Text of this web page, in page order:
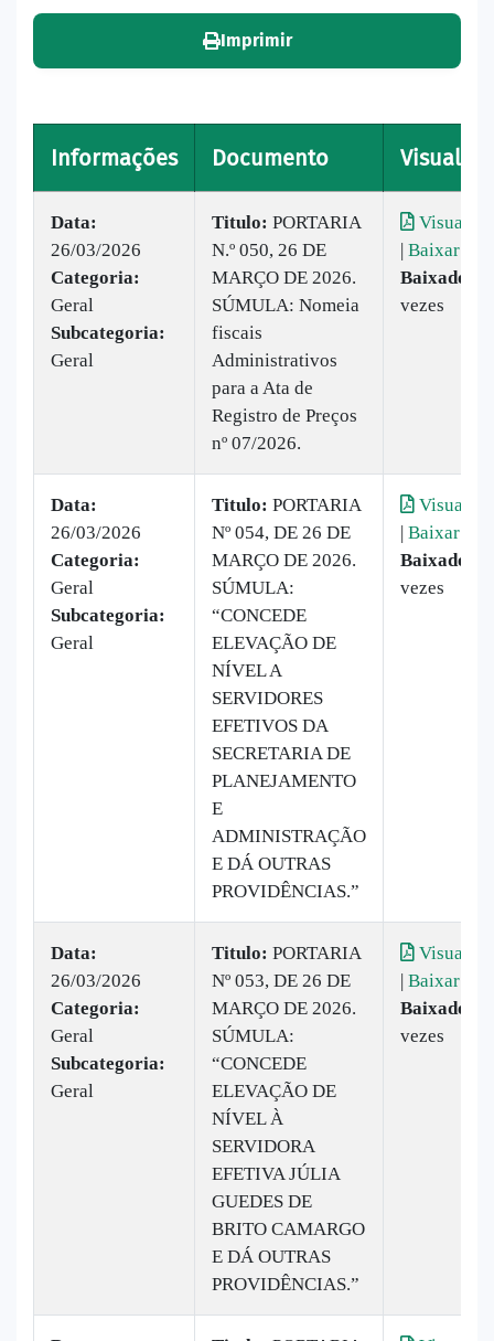
Imprimir
Informações Documento
Data:
26/03/2026
Categoria:
Geral
Subcategoria:
Geral
Titulo: PORTARIA
N.º 050, 26 DE
MARÇO DE 2026.
SÚMULA: Nomeia
fiscais
Administrativos
para a Ata de
Registro de Preços
nº 07/2026.
| Baixar
Baixado:
vezes
Data:
26/03/2026
Categoria:
Geral
Subcategoria:
Geral
Titulo: PORTARIA
Nº 054, DE 26 DE
MARÇO DE 2026.
SÚMULA:
“CONCEDE
ELEVAÇÃO DE
NÍVEL A
SERVIDORES
EFETIVOS DA
SECRETARIA DE
PLANEJAMENTO
E
ADMINISTRAÇÃO
E DÁ OUTRAS
PROVIDÊNCIAS.”
| Baixar
Baixado:
vezes
Data:
26/03/2026
Categoria:
Geral
Subcategoria:
Geral
Titulo: PORTARIA
Nº 053, DE 26 DE
MARÇO DE 2026.
SÚMULA:
“CONCEDE
ELEVAÇÃO DE
NÍVEL À
SERVIDORA
EFETIVA JÚLIA
GUEDES DE
BRITO CAMARGO
E DÁ OUTRAS
PROVIDÊNCIAS.”
| Baixar
Baixado:
vezes